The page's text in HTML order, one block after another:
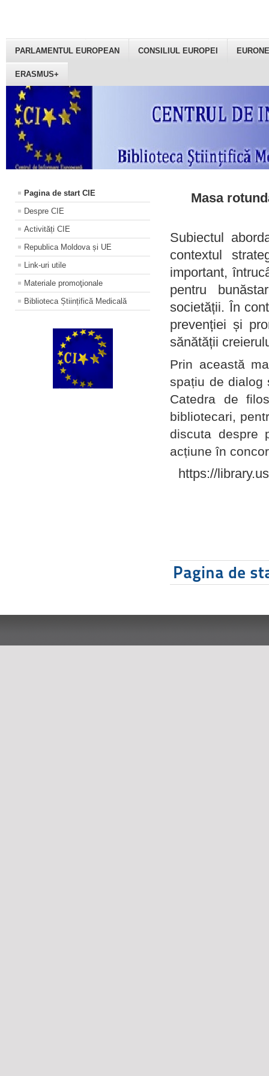
PARLAMENTUL EUROPEAN CONSILIUL EUROPEI
ERASMUS+
Pagina de start CIE
Despre CIE
Activități CIE
Republica Moldova și UE
Link-uri utile
Materiale promoţionale
Biblioteca Științifică Medicală
Masa
Subiectul
contextul
important,
pentru
societății. În
prevenției și
sănătății
Prin această
spațiu de dialog
Catedra de
bibliotecari,
discuta despre
acțiune în
https://
Pagina de